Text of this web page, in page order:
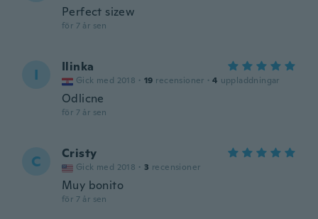
Perfect sizew
för 7 år sen
I Ilinka
Gick med 2018 · 19 recensioner · 4 uppladdningar
Odlicne
för 7 år sen
C Cristy
Gick med 2018 · 3 recensioner
Muy bonito
för 7 år sen